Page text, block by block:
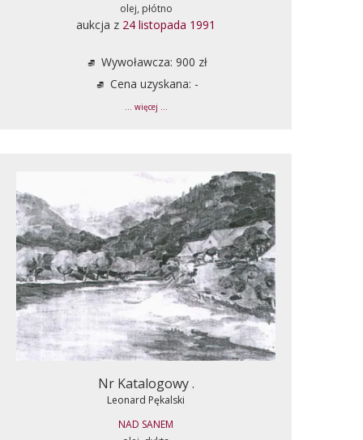
olej, płótno
aukcja z 24 listopada 1991
Wywoławcza: 900 zł
Cena uzyskana: -
... więcej ...
Nr Katalogowy .
Leonard Pękalski
NAD SANEM